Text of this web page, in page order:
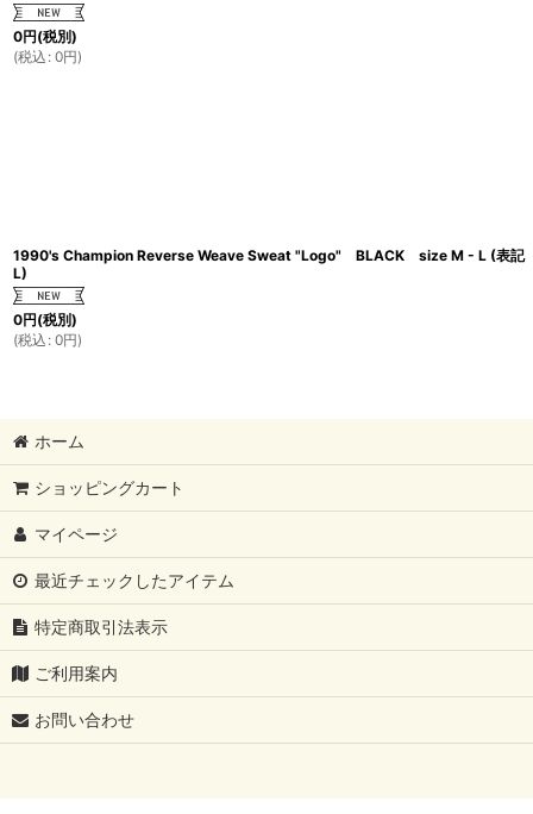
0円(税別)
(税込 : 0円)
1990's Champion Reverse Weave Sweat "Logo" BLACK size M - L (表記
L)
0円(税別)
(税込 : 0円)
ホーム
ショッピングカート
マイページ
最近チェックしたアイテム
特定商取引法表示
ご利用案内
お問い合わせ